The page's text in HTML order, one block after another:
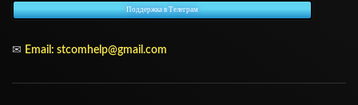
Поддержка в Телеграм
✉ Email: stcomhelp@gmail.com